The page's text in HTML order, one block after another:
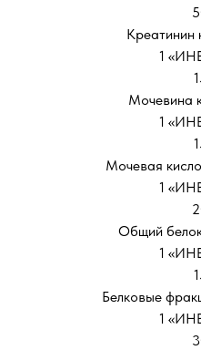
Креатинин
1
Мочевина
1
Мочевая
1
Общий
1
Белковые
1